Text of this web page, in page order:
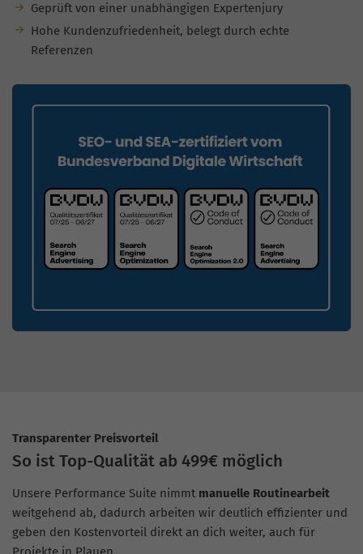
Geprüft von einer unabhängigen Expertenjury
Hohe Kundenzufriedenheit, belegt durch echte
Referenzen
Transparenter Preisvorteil
So ist Top-Qualität ab 499€ möglich
Unsere Performance Suite nimmt manuelle Routinearbeit
weitgehend ab, dadurch arbeiten wir deutlich effizienter und
geben den Kostenvorteil direkt an dich weiter, auch für